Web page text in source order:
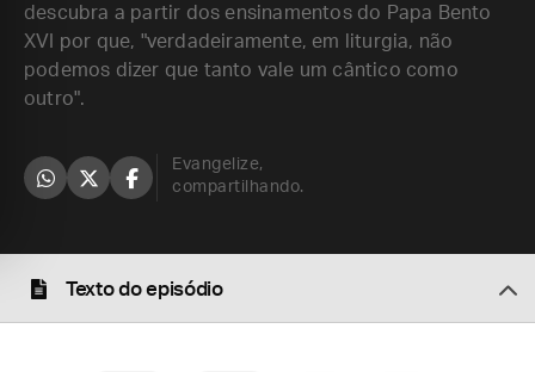
descubra a partir dos ensinamentos do Papa Bento
XVI por que, "verdadeiramente, em liturgia, não
podemos dizer que tanto vale um cântico como
outro".
Evangelize,
compartilhando.
Texto do episódio